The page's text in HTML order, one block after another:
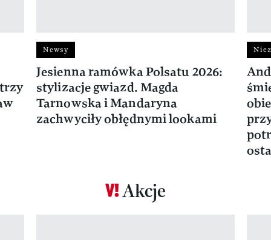
Newsy
Jesienna ramówka Polsatu 2026:
stylizacje gwiazd. Magda
Tarnowska i Mandaryna
zachwyciły obłędnymi lookami
Akcje